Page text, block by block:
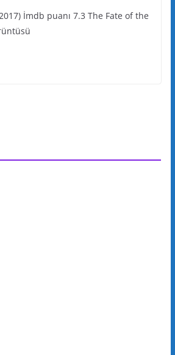
İmdb puanı 7.3 The Fate of the